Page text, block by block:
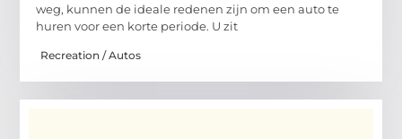
weg, kunnen de ideale redenen zijn om een auto te
huren voor een korte periode. U zit
Recreation / Autos